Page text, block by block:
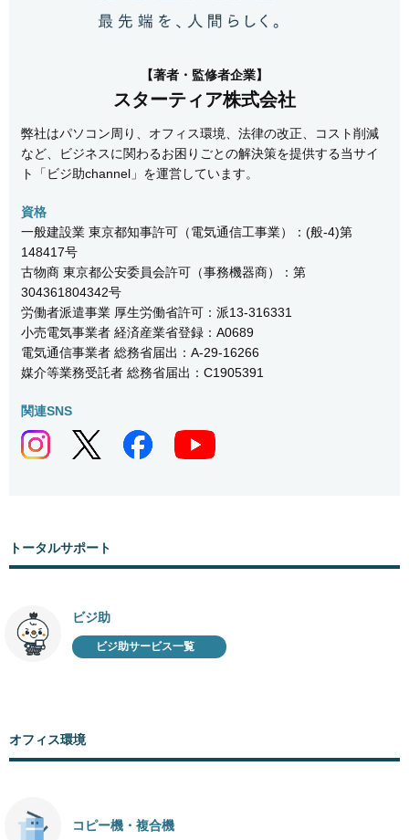
【著者・監修者企業】
スターティア株式会社
弊社はパソコン周り、オフィス環境、法律の改正、コスト削減
など、ビジネスに関わるお困りごとの解決策を提供する当サイ
ト「ビジ助channel」を運営しています。
資格
一般建設業 東京都知事許可（電気通信工事業）：(般-4)第
148417号
古物商 東京都公安委員会許可（事務機器商）：第
304361804342号
労働者派遣事業 厚生労働省許可：派13-316331
小売電気事業者 経済産業省登録：A0689
電気通信事業者 総務省届出：A-29-16266
媒介等業務受託者 総務省届出：C1905391
関連SNS
トータルサポート
ビジ助
ビジ助サービス一覧
オフィス環境
コピー機・複合機